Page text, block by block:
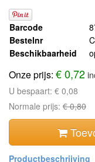
Barcode
Bestelnr
Beschikbaarheid
Onze prijs: € 0,72
U bespaart: € 0,08
Normale prijs: € 0,80